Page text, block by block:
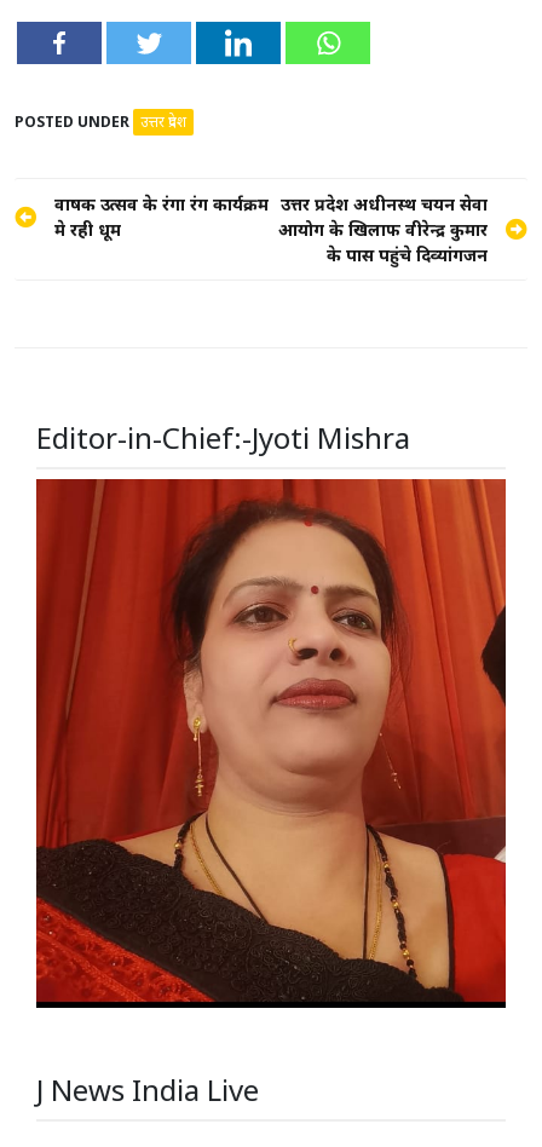
POSTED UNDER उत्तर प्रदेश
Post
navigation
वार्षिक उत्सव के रंगा रंग कार्यक्रम
मे रही धूम
उत्तर प्रदेश अधीनस्थ चयन सेवा
आयोग के खिलाफ वीरेन्द्र कुमार
के पास पहुंचे दिव्यांगजन
Editor-in-Chief:-Jyoti Mishra
J News India Live